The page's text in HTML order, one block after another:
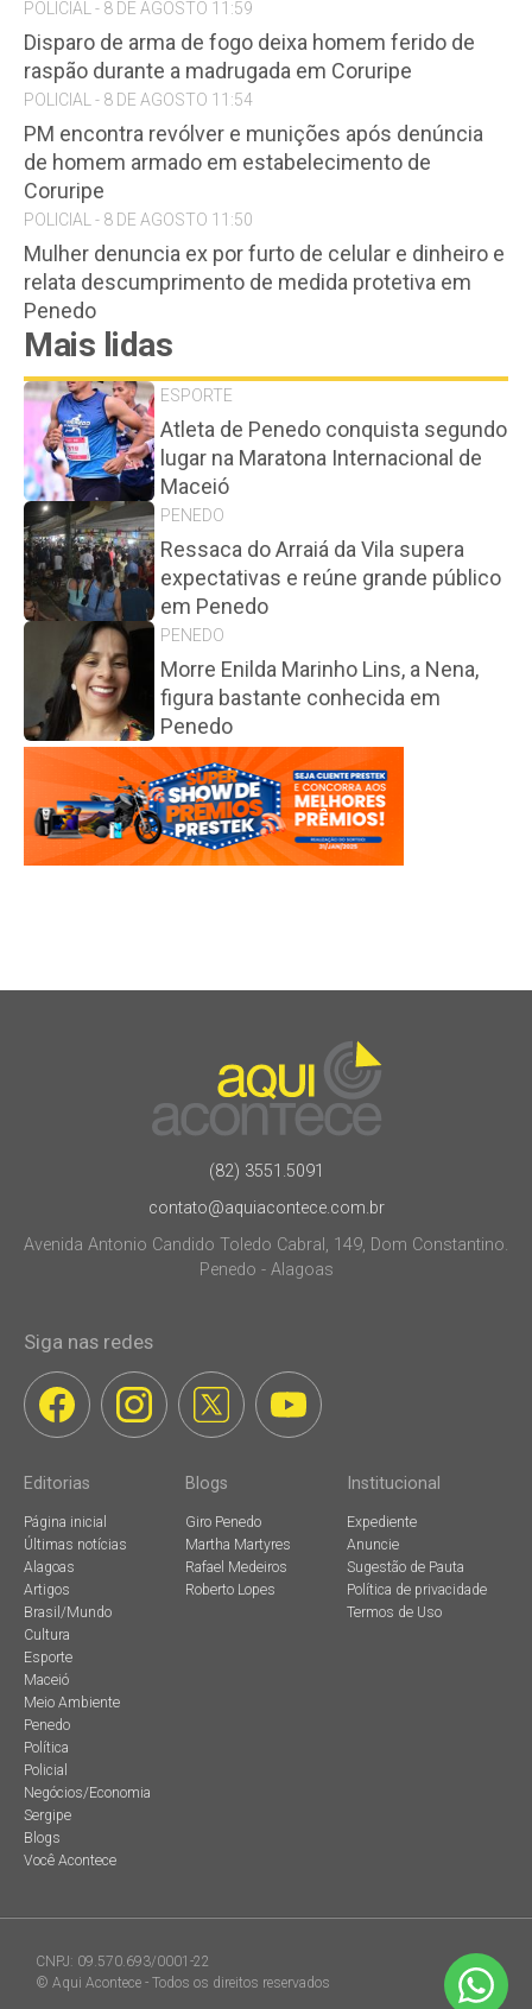
POLICIAL - 8 DE AGOSTO 11:59
Disparo de arma de fogo deixa homem ferido de
raspão durante a madrugada em Coruripe
POLICIAL - 8 DE AGOSTO 11:54
PM encontra revólver e munições após denúncia
de homem armado em estabelecimento de
Coruripe
POLICIAL - 8 DE AGOSTO 11:50
Mulher denuncia ex por furto de celular e dinheiro e
relata descumprimento de medida protetiva em
Penedo
Mais lidas
ESPORTE
Atleta de Penedo conquista segundo
lugar na Maratona Internacional de
Maceió
PENEDO
Ressaca do Arraiá da Vila supera
expectativas e reúne grande público
em Penedo
PENEDO
Morre Enilda Marinho Lins, a Nena,
figura bastante conhecida em
Penedo
(82) 3551.5091
contato@aquiacontece.com.br
Avenida Antonio Candido Toledo Cabral, 149, Dom Constantino.
Penedo - Alagoas
Siga nas redes
Editorias
Página inicial
Últimas notícias
Alagoas
Artigos
Brasil/Mundo
Cultura
Esporte
Maceió
Meio Ambiente
Penedo
Política
Policial
Negócios/Economia
Sergipe
Blogs
Você Acontece
Blogs
Giro Penedo
Martha Martyres
Rafael Medeiros
Roberto Lopes
Institucional
Expediente
Anuncie
Sugestão de Pauta
Política de privacidade
Termos de Uso
CNPJ: 09.570.693/0001-22
© Aqui Acontece - Todos os direitos reservados